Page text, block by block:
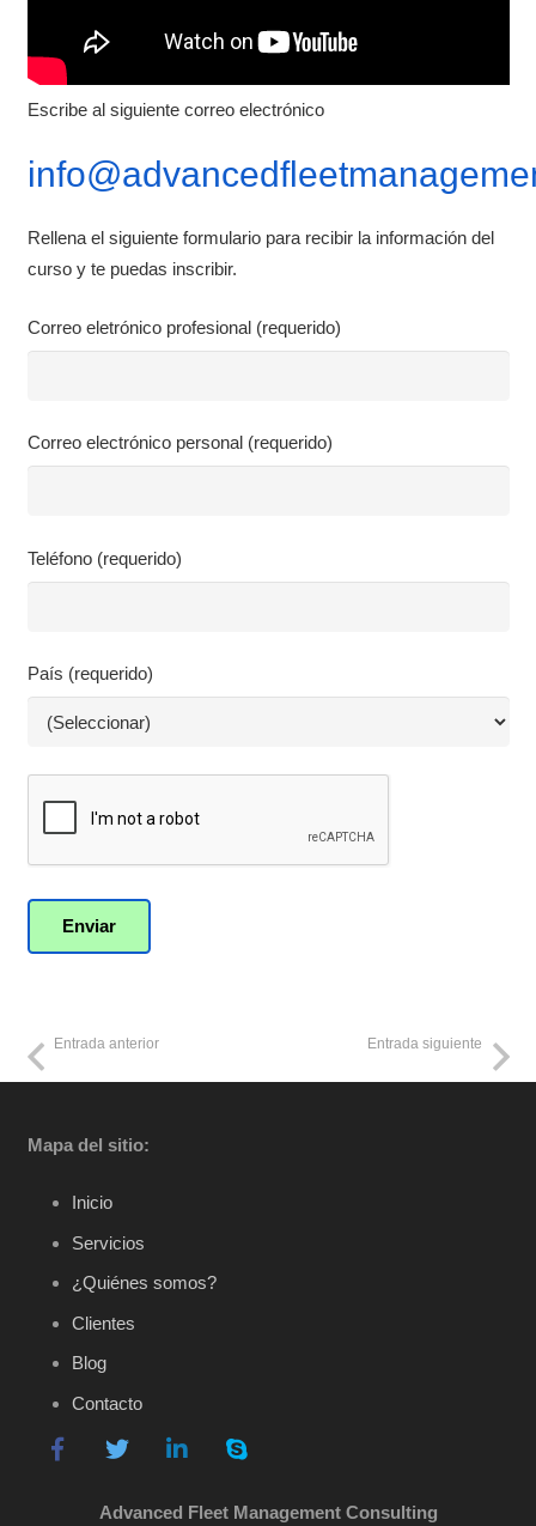
Escribe al siguiente correo electrónico
Rellena el siguiente formulario para recibir la información del
curso y te puedas inscribir.
Correo eletrónico profesional (requerido)
Correo electrónico personal (requerido)
Teléfono (requerido)
País (requerido)
Entrada anterior Entrada siguiente
Mapa del sitio:
Inicio
Servicios
¿Quiénes somos?
Clientes
Blog
Contacto
Advanced Fleet Management Consulting